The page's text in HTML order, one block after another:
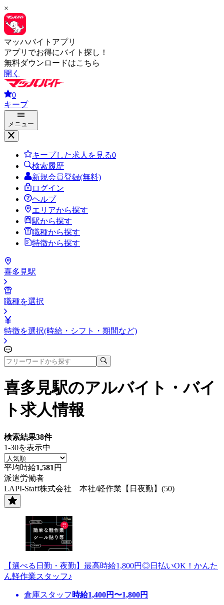
×
マッハバイトアプリ
アプリでお得にバイト探し！
無料ダウンロードはこちら
開く
0
キープ
メニュー
キープした求人を見る0
検索履歴
新規会員登録(無料)
ログイン
ヘルプ
エリアから探す
駅から探す
職種から探す
特徴から探す
喜多見駅
職種を選択
特徴を選択(時給・シフト・期間など)
喜多見駅のアルバイト・バイ
ト求人情報
検索結果38件
1-30を表示中
平均時給1,581 円
派遣労働者
LAPI-Staff株式会社 本社/軽作業【日夜勤】(50)
【選べる日勤・夜勤】最高時給1,800円◎日払いOK！かんた
ん軽作業スタッフ♪
倉庫スタッフ 時給1,400円〜1,800円